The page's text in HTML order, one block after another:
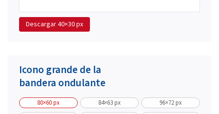
Descargar40×30 px
Icono grande de la
bandera ondulante
80×60 px 84×63 px
96×72 px